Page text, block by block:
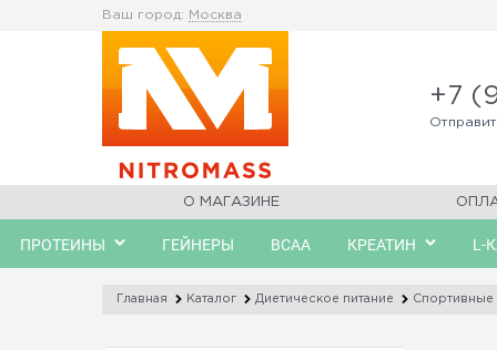
Ваш город: Москва
+7
О МАГАЗИНЕ
ПРОТЕИНЫ ГЕЙНЕРЫ BCAA КРЕАТИН L-
Главная Каталог Диетическое питание Спортивные